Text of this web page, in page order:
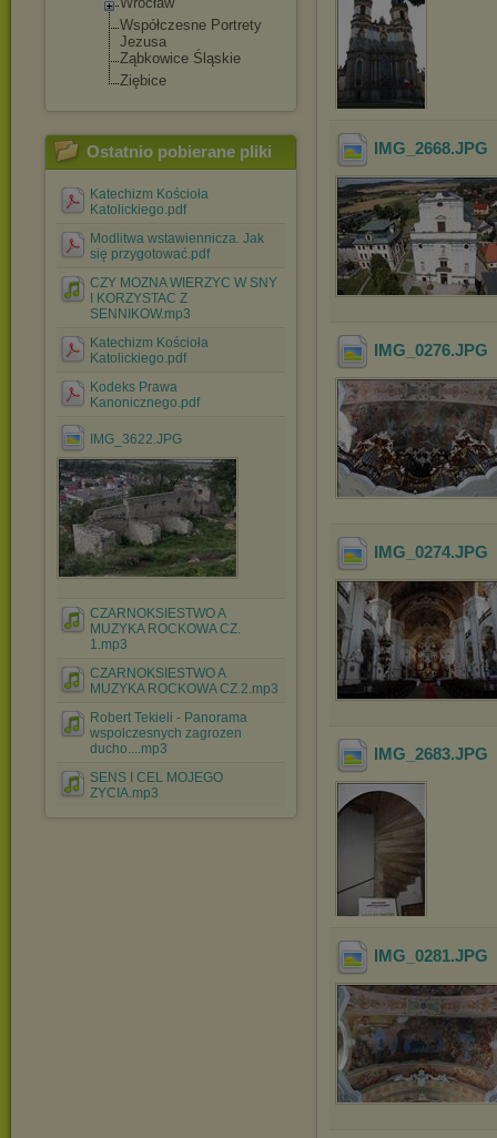
Współczesne Portrety
Jezusa
Ząbkowice Śląskie
Ziębice
Ostatnio pobierane pliki
Katechizm Kościoła
Katolickiego.pdf
Modlitwa wstawiennicza. Jak
się przygotować.pdf
CZY MOZNA WIERZYC W SNY
I KORZYSTAC Z
SENNIKOW.mp3
Katechizm Kościoła
Katolickiego.pdf
Kodeks Prawa
Kanonicznego.pdf
IMG_3622.JPG
CZARNOKSIESTWO A
MUZYKA ROCKOWA CZ.
1.mp3
CZARNOKSIESTWO A
MUZYKA ROCKOWA CZ.2.mp3
Robert Tekieli - Panorama
wspolczesnych zagrozen
ducho....mp3
SENS I CEL MOJEGO
ZYCIA.mp3
IMG_2668.JPG
IMG_0276.JPG
IMG_0274.JPG
IMG_2683.JPG
IMG_0281.JPG